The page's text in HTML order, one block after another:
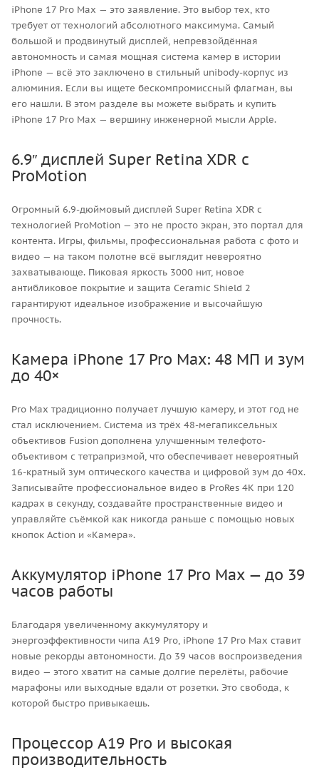
iPhone 17 Pro Max — это заявление. Это выбор тех, кто
требует от технологий абсолютного максимума. Самый
большой и продвинутый дисплей, непревзойдённая
автономность и самая мощная система камер в истории
iPhone — всё это заключено в стильный unibody-корпус из
алюминия. Если вы ищете бескомпромиссный флагман, вы
его нашли. В этом разделе вы можете выбрать и купить
iPhone 17 Pro Max — вершину инженерной мысли Apple.
6.9″ дисплей Super Retina XDR с
ProMotion
Огромный 6.9-дюймовый дисплей Super Retina XDR с
технологией ProMotion — это не просто экран, это портал для
контента. Игры, фильмы, профессиональная работа с фото и
видео — на таком полотне всё выглядит невероятно
захватывающе. Пиковая яркость 3000 нит, новое
антибликовое покрытие и защита Ceramic Shield 2
гарантируют идеальное изображение и высочайшую
прочность.
Камера iPhone 17 Pro Max: 48 МП и зум
до 40×
Pro Max традиционно получает лучшую камеру, и этот год не
стал исключением. Система из трёх 48-мегапиксельных
объективов Fusion дополнена улучшенным телефото-
объективом с тетрапризмой, что обеспечивает невероятный
16-кратный зум оптического качества и цифровой зум до 40x.
Записывайте профессиональное видео в ProRes 4K при 120
кадрах в секунду, создавайте пространственные видео и
управляйте съёмкой как никогда раньше с помощью новых
кнопок Action и «Камера».
Аккумулятор iPhone 17 Pro Max — до 39
часов работы
Благодаря увеличенному аккумулятору и
энергоэффективности чипа A19 Pro, iPhone 17 Pro Max ставит
новые рекорды автономности. До 39 часов воспроизведения
видео — этого хватит на самые долгие перелёты, рабочие
марафоны или выходные вдали от розетки. Это свобода, к
которой быстро привыкаешь.
Процессор A19 Pro и высокая
производительность